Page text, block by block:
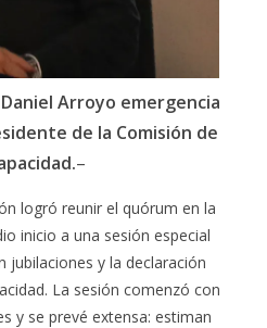
Arroyo emergencia
de la Comisión de
–
logró reunir el quórum en la
inicio a una sesión especial
jubilaciones y la declaración
La sesión comenzó con
y se prevé extensa: estiman